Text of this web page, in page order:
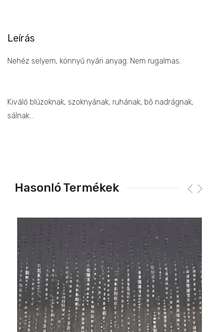
Leírás
Nehéz selyem, könnyű nyári anyag. Nem rugalmas.
Kiváló blúzoknak, szoknyának, ruhának, bő nadrágnak,
sálnak…
Hasonló Termékek